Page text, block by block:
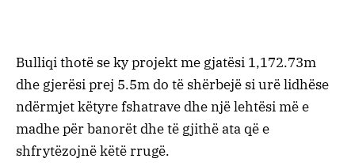
Bulliqi thotë se ky projekt me gjatësi 1,172.73m
dhe gjerësi prej 5.5m do të shërbejë si urë lidhëse
ndërmjet këtyre fshatrave dhe një lehtësi më e
madhe për banorët dhe të gjithë ata që e
shfrytëzojnë këtë rrugë.